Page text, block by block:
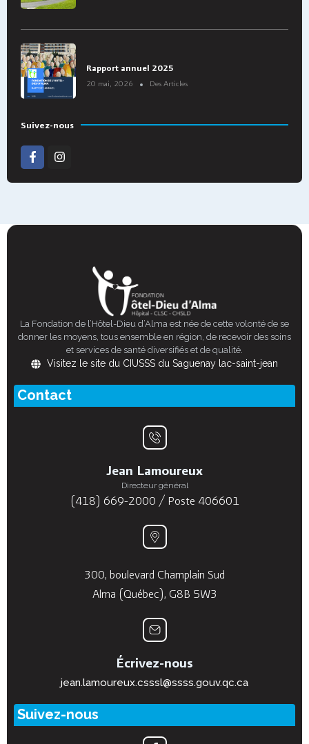
Rapport annuel 2025
20 mai, 2026 Des Articles
Suivez-nous
La Fondation de l’Hôtel-Dieu d’Alma est née de cette volonté de se
donner les moyens, tous ensemble en région, de recevoir des soins
et services de santé diversifiés et de qualité.
Visitez le site du CIUSSS du Saguenay lac-saint-jean
Contact
Jean Lamoureux
Directeur général
(418) 669-2000 / Poste 406601
300, boulevard Champlain Sud
Alma (Québec), G8B 5W3
Écrivez-nous
jean.lamoureux.csssl@ssss.gouv.qc.ca
Suivez-nous